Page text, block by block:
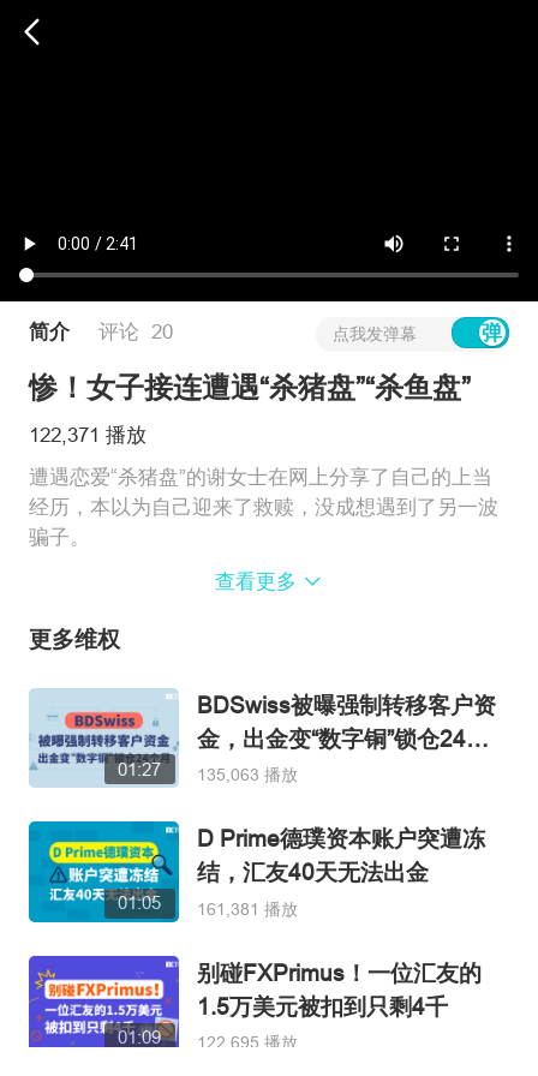
简介 评论 20 点我发弹幕
惨！女子接连遭遇“杀猪盘”“杀鱼盘”
122,371 播放
遭遇恋爱“杀猪盘”的谢女士在网上分享了自己的上当
经历，本以为自己迎来了救赎，没成想遇到了另一波
骗子。
https://www.fx110.com/special/10422
查看更多
更多维权
01:27
BDSwiss被曝强制转移客户资
金，出金变“数字铜”锁仓24个
月
135,063 播放
01:05
D Prime德璞资本账户突遭冻
结，汇友40天无法出金
161,381 播放
01:09
别碰FXPrimus！一位汇友的
1.5万美元被扣到只剩4千
122,695 播放